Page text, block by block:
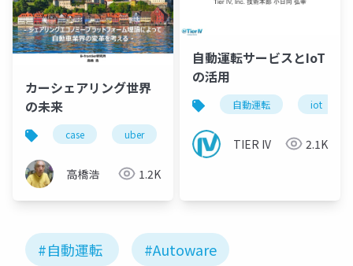
カーシェアリング世界
の未来
case uber 自動運転車 100年に一度の大
高橋浩 1.2K
自動運転サービスとIoT
の活用
自動運転 iot
TIER IV 2.1K
#自動運転 #Autoware